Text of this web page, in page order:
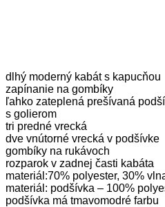
dlhý moderný kabát s kapucňou
zapínanie na gombíky
ľahko zateplená prešívaná
s golierom
tri predné vrecká
dve vnútorné vrecká v podšívke
gombíky na rukávoch
rozparok v zadnej časti kabáta
materiál:70% polyester, 30%
materiál: podšívka – 100%
podšívka má tmavomodré farbu